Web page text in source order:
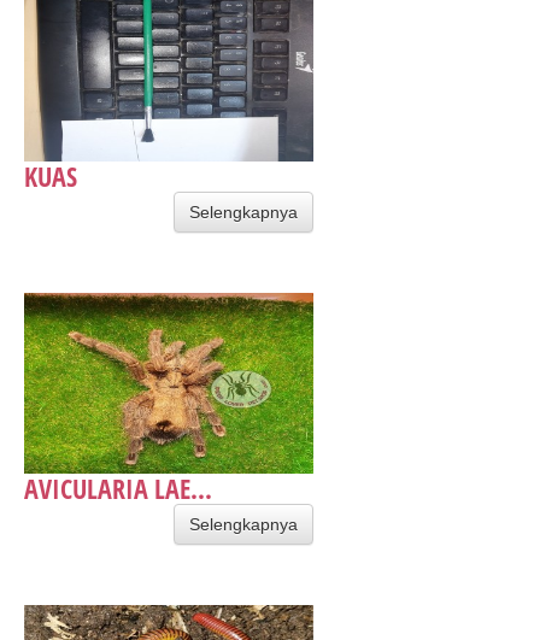
KUAS
Selengkapnya
AVICULARIA LAE...
Selengkapnya